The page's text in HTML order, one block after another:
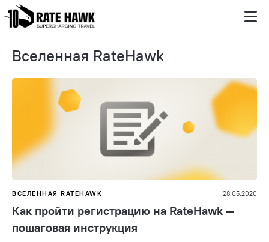
Вселенная RateHawk
ВСЕЛЕННАЯ RATEHAWK 28.05.2020
Как пройти регистрацию на RateHawk —
пошаговая инструкция